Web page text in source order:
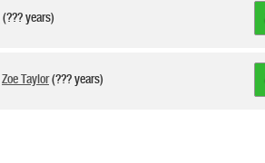
(??? years)
Zoe Taylor(??? years)